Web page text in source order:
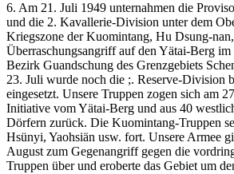
6. Am 21. Juli 1949 unternahmen die
und die 2. Kavallerie-Division unter dem
Kriegszone der Kuomintang, Hu Dsung-
Überraschungsangriff auf den Yätai-Berg im
Bezirk Guandschung des Grenzgebiets
23. Juli wurde noch die ;. Reserve-Division
eingesetzt. Unsere Truppen zogen sich am
Initiative vom Yätai-Berg und aus 40
Dörfern zurück. Die Kuomintang-Truppen
Hsünyi, Yaohsiän usw. fort. Unsere Armee
August zum Gegenangriff gegen die
Truppen über und eroberte das Gebiet um